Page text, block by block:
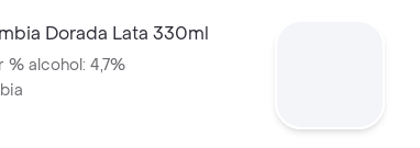
Dorada Lata 330ml
alcohol: 4,7%